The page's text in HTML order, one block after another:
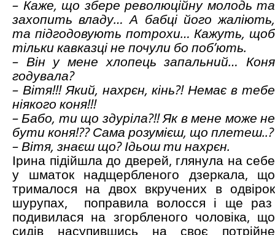
– Каже, що збере революційну молодь та
захопить владу… А бабці його жаліють,
та підгодовують потрохи… Кажуть, щоб
тільки кавказці не почули бо поб’ють.
– Він у мене хлопець запальний… Коня
годувала?
– Вітя!!! Який, нахрєн, кінь?! Немає в тебе
ніякого коня!!!
– Бабо, ти що здуріла?!! Як в мене може не
бути коня!?? Сама розумієш, що плетеш..?
– Вітя, знаєш що? Ідьош ти нахрєн.
Ірина підійшла до дверей, глянула на себе
у шматок надщербленого дзеркала, що
трималося на двох вкручених в одвірок
шурупах, поправила волосся і ще раз
подивилася на згорбленого чоловіка, що
сидів насупившись на своє потрійне